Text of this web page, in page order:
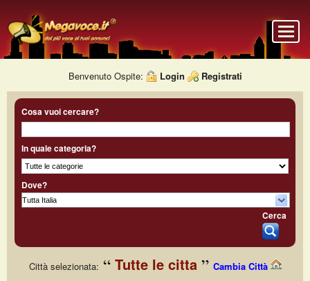
Benvenuto Ospite: Login Registrati
Cosa vuoi cercare?
In quale categoria?
Dove?
Cerca
Città selezionata: Tutte le citta Cambia Città